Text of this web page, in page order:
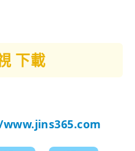
下載